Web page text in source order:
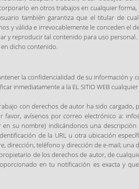
en otros trabajos en cualquier
también garantiza que el titular de
y válida e irrevocablemente le conceden
y reproducir tal contenido para uso
dicho contenido.
la confidencialidad de su información
inmediatamente a la EL SITIO WEB
con derechos de autor ha sido
favor, avísenos por correo electrónico a:
en su nombre) indicándonos una
de la URL u otra ubicación
dirección, teléfono y dirección de e-mail;
de los derechos de autor, de
en tu notificación es exacta y